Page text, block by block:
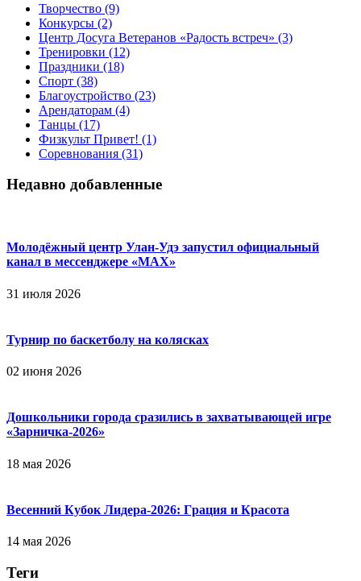
Творчество (9)
Конкурсы (2)
Центр Досуга Ветеранов «Радость встреч» (3)
Тренировки (12)
Праздники (18)
Спорт (38)
Благоустройство (23)
Арендаторам (4)
Танцы (17)
Физкульт Привет! (1)
Соревнования (31)
Недавно добавленные
Молодёжный центр Улан-Удэ запустил официальный
канал в мессенджере «МАХ»
31 июля 2026
Турнир по баскетболу на колясках
02 июня 2026
Дошкольники города сразились в захватывающей игре
«Зарничка‑2026»
18 мая 2026
Весенний Кубок Лидера-2026: Гpaция и Кpacoтa
14 мая 2026
Теги